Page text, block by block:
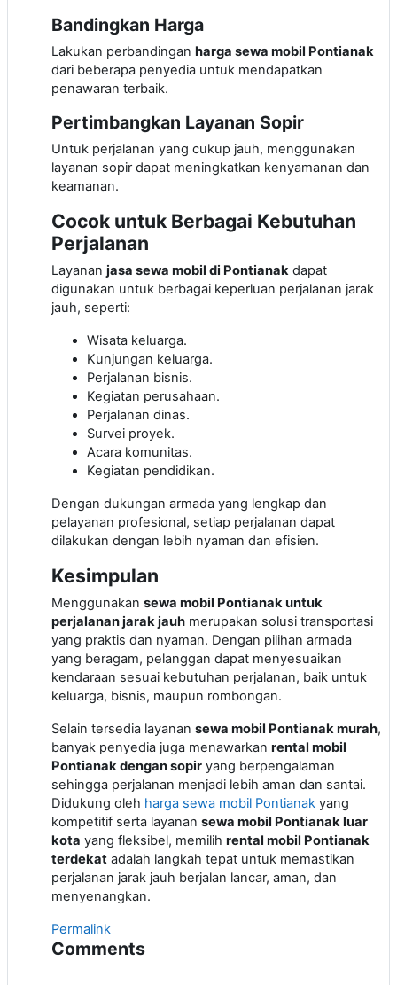
Bandingkan Harga
Lakukan perbandingan harga sewa mobil Pontianak
dari beberapa penyedia untuk mendapatkan
penawaran terbaik.
Pertimbangkan Layanan Sopir
Untuk perjalanan yang cukup jauh, menggunakan
layanan sopir dapat meningkatkan kenyamanan dan
keamanan.
Cocok untuk Berbagai Kebutuhan
Perjalanan
Layanan jasa sewa mobil di Pontianak dapat
digunakan untuk berbagai keperluan perjalanan jarak
jauh, seperti:
Wisata keluarga.
Kunjungan keluarga.
Perjalanan bisnis.
Kegiatan perusahaan.
Perjalanan dinas.
Survei proyek.
Acara komunitas.
Kegiatan pendidikan.
Dengan dukungan armada yang lengkap dan
pelayanan profesional, setiap perjalanan dapat
dilakukan dengan lebih nyaman dan efisien.
Kesimpulan
Menggunakan sewa mobil Pontianak untuk
perjalanan jarak jauh merupakan solusi transportasi
yang praktis dan nyaman. Dengan pilihan armada
yang beragam, pelanggan dapat menyesuaikan
kendaraan sesuai kebutuhan perjalanan, baik untuk
keluarga, bisnis, maupun rombongan.
Selain tersedia layanan sewa mobil Pontianak murah,
banyak penyedia juga menawarkan rental mobil
Pontianak dengan sopir yang berpengalaman
sehingga perjalanan menjadi lebih aman dan santai.
Didukung oleh harga sewa mobil Pontianak yang
kompetitif serta layanan sewa mobil Pontianak luar
kota yang fleksibel, memilih rental mobil Pontianak
terdekat adalah langkah tepat untuk memastikan
perjalanan jarak jauh berjalan lancar, aman, dan
menyenangkan.
Permalink
Comments